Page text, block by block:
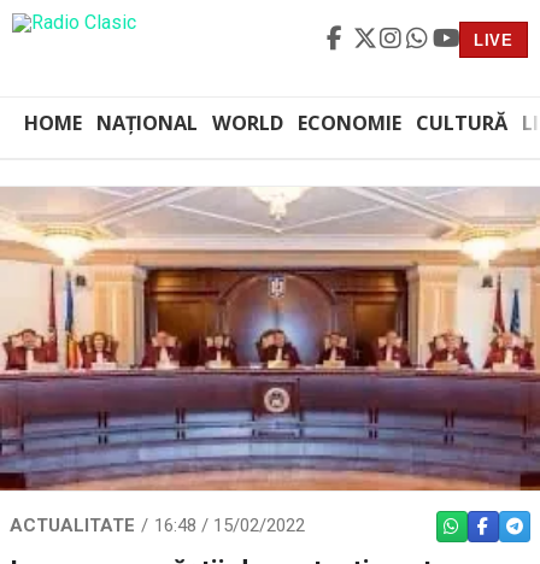
LIVE
HOME NAȚIONAL WORLD ECONOMIE CULTURĂ
ACTUALITATE 16:48 / 15/02/2022 WHATSAPP